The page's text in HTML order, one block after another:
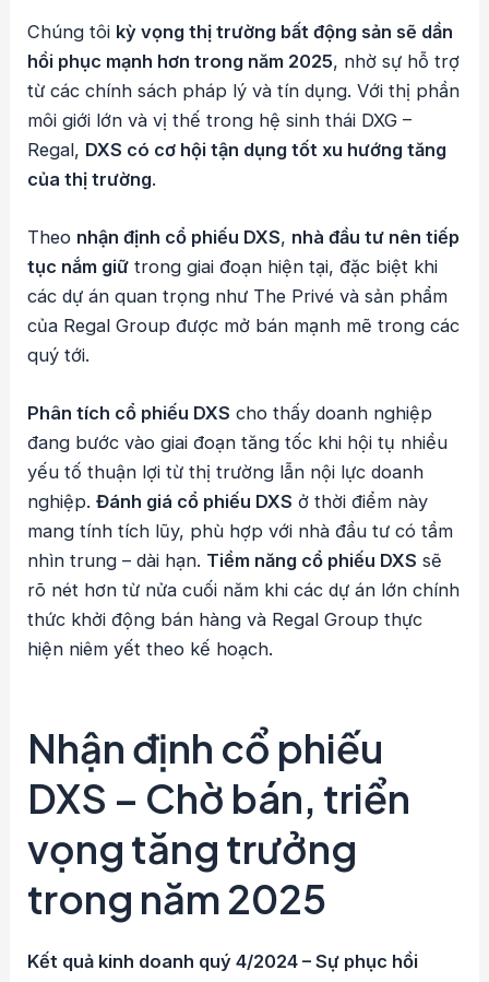
Chúng tôi kỳ vọng thị trường bất động sản sẽ dần
hồi phục mạnh hơn trong năm 2025, nhờ sự hỗ trợ
từ các chính sách pháp lý và tín dụng. Với thị phần
môi giới lớn và vị thế trong hệ sinh thái DXG –
Regal, DXS có cơ hội tận dụng tốt xu hướng tăng
của thị trường.
Theo nhận định cổ phiếu DXS, nhà đầu tư nên tiếp
tục nắm giữ trong giai đoạn hiện tại, đặc biệt khi
các dự án quan trọng như The Privé và sản phẩm
của Regal Group được mở bán mạnh mẽ trong các
quý tới.
Phân tích cổ phiếu DXS cho thấy doanh nghiệp
đang bước vào giai đoạn tăng tốc khi hội tụ nhiều
yếu tố thuận lợi từ thị trường lẫn nội lực doanh
nghiệp.Đánh giá cổ phiếu DXS ở thời điểm này
mang tính tích lũy, phù hợp với nhà đầu tư có tầm
nhìn trung – dài hạn. Tiềm năng cổ phiếu DXS sẽ
rõ nét hơn từ nửa cuối năm khi các dự án lớn chính
thức khởi động bán hàng và Regal Group thực
hiện niêm yết theo kế hoạch.
Nhận định cổ phiếu
DXS – Chờ bán, triển
vọng tăng trưởng
trong năm 2025
Kết quả kinh doanh quý 4/2024 – Sự phục hồi